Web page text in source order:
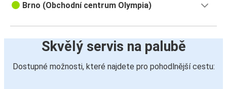
Brno (Obchodní centrum Olympia)
Skvělý servis na palubě
Dostupné možnosti, které najdete pro pohodlnější cestu: